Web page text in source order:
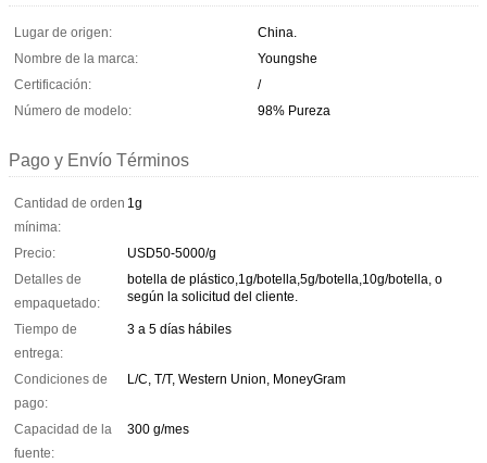
Lugar de origen:
China.
Nombre de la marca:
Youngshe
Certificación:
/
Número de modelo:
98% Pureza
Pago y Envío Términos
Cantidad de orden
mínima:
1g
Precio:
USD50-5000/g
Detalles de
empaquetado:
botella de plástico,1g/botella,5g/botella,10g/botella, o
según la solicitud del cliente.
Tiempo de
entrega:
3 a 5 días hábiles
Condiciones de
pago:
L/C, T/T, Western Union, MoneyGram
Capacidad de la
fuente:
300 g/mes